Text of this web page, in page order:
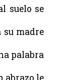
suelo se
madre
palabra